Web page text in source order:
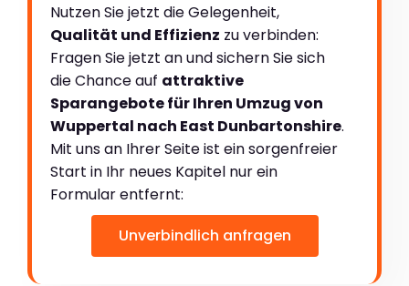
Nutzen Sie jetzt die Gelegenheit,
Qualität und Effizienz zu verbinden:
Fragen Sie jetzt an und sichern Sie sich
die Chance auf attraktive
Sparangebote für Ihren Umzug von
Wuppertal nach East Dunbartonshire.
Mit uns an Ihrer Seite ist ein sorgenfreier
Start in Ihr neues Kapitel nur ein
Formular entfernt:
Unverbindlich anfragen